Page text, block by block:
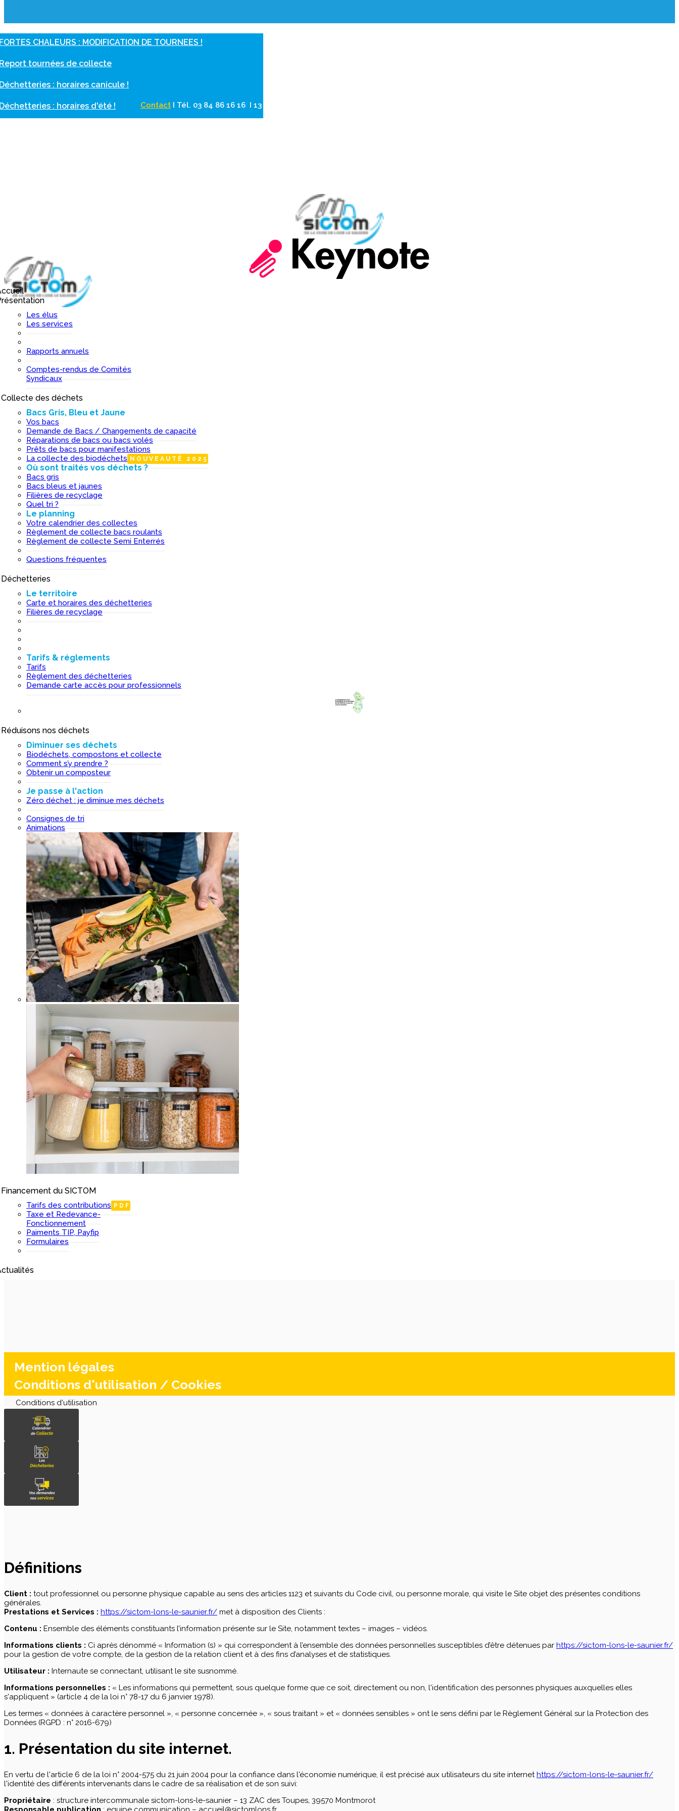
CHALEURS : MODIFICATION DE TOURNEES !
tournées de collecte
: horaires canicule !
: horaires d'été ! ContactI Tél. 03 84 86 16 16 I 13 ZAC des Toupes, 39570 Montmorot
I
Les élus
Les services
Rapports annuels
Comptes-rendus de Comités
Syndicaux
Collecte des déchets
Bacs Gris, Bleu et Jaune
Vos bacs
Demande de Bacs / Changements de capacité
Réparations de bacs ou bacs volés
Prêts de bacs pour manifestations
La collecte des biodéchets NOUVEAUTÉ 2025
Où sont traités vos déchets ?
Bacs gris
Bacs bleus et jaunes
Filières de recyclage
Quel tri ?
Le planning
Votre calendrier des collectes
Règlement de collecte bacs roulants
Règlement de collecte Semi Enterrés
Questions fréquentes
Déchetteries
Le territoire
Carte et horaires des déchetteries
Filières de recyclage
Tarifs & réglements
Tarifs
Règlement des déchetteries
Demande carte accès pour professionnels
Réduisons nos déchets
Diminuer ses déchets
Biodéchets, compostons et collecte
Comment s’y prendre ?
Obtenir un composteur
Je passe à l'action
Zéro déchet : je diminue mes déchets
Consignes de tri
Animations
Financement du SICTOM
Tarifs des contributions PDF
Taxe et Redevance-
Fonctionnement
Paiments TIP, Payfip
Formulaires
Mention légales
Conditions d'utilisation / Cookies
Conditions d'utilisation
Définitions
Client : tout professionnel ou personne physique capable au sens des articles 1123 et suivants du Code civil, ou personne morale, qui visite le Site objet des présentes conditions
générales.
Prestations et Services : https://sictom-lons-le-saunier.fr/ met à disposition des Clients :
Contenu : Ensemble des éléments constituants l’information présente sur le Site, notamment textes – images – vidéos.
Informations clients : Ci après dénommé « Information (s) » qui correspondent à l’ensemble des données personnelles susceptibles d’être détenues par https://sictom-lons-le-saunier.fr/
pour la gestion de votre compte, de la gestion de la relation client et à des fins d’analyses et de statistiques.
Utilisateur : Internaute se connectant, utilisant le site susnommé.
Informations personnelles : « Les informations qui permettent, sous quelque forme que ce soit, directement ou non, l'identification des personnes physiques auxquelles elles
s'appliquent » (article 4 de la loi n° 78-17 du 6 janvier 1978).
Les termes « données à caractère personnel », « personne concernée », « sous traitant » et « données sensibles » ont le sens défini par le Règlement Général sur la Protection des
Données (RGPD : n° 2016-679)
1. Présentation du site internet.
En vertu de l'article 6 de la loi n° 2004-575 du 21 juin 2004 pour la confiance dans l'économie numérique, il est précisé aux utilisateurs du site internethttps://sictom-lons-le-saunier.fr/
l'identité des différents intervenants dans le cadre de sa réalisation et de son suivi:
Propriétaire : structure intercommunale sictom-lons-le-saunier – 13 ZAC des Toupes, 39570 Montmorot